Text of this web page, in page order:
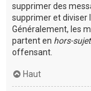
supprimer des
supprimer et diviser
Généralement, les
partent en hors-sujet
offensant.
Haut